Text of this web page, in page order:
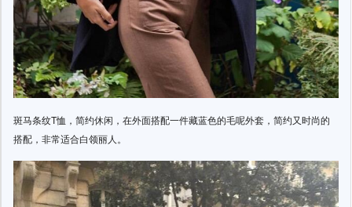
斑马条纹T恤，简约休闲，在外面搭配一件藏蓝色的毛呢外套，简约又时尚的
搭配，非常适合白领丽人。